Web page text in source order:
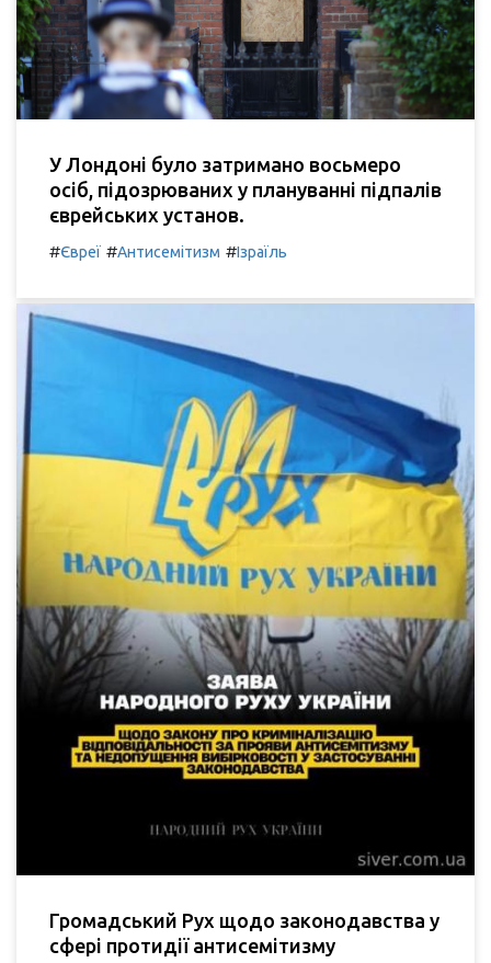
У Лондоні було затримано восьмеро
осіб, підозрюваних у плануванні підпалів
єврейських установ.
#Євреї #Антисемітизм #Ізраїль
Громадський Рух щодо законодавства у
сфері протидії антисемітизму